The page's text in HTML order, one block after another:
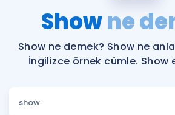
ÜYE DEĞİLİM
Faydalı Araçlar
Showne
Show ne demek? Show ne
İngilizce örnek cümle. Show